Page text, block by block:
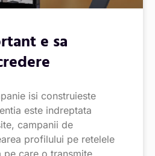
e sa
isi construieste
este indreptata
campanii de
profilului pe retelele